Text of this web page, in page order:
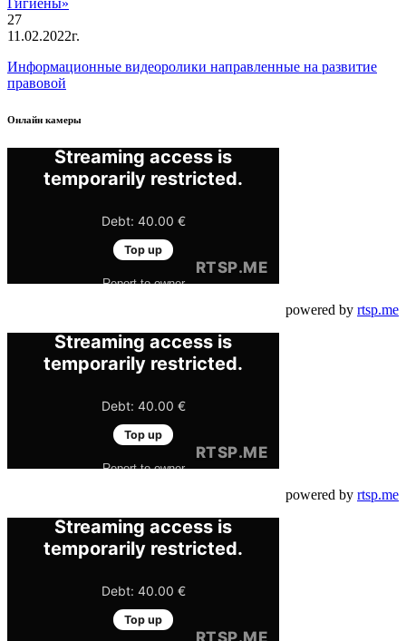
27
11.02.2022г.
Информационные видеоролики направленные на развитие
правовой
Онлайн камеры
powered by rtsp.me
powered by rtsp.me